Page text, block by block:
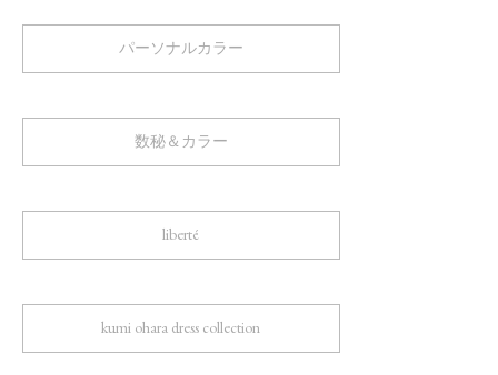
パーソナルカラー
数秘＆カラー
liberté
kumi ohara dress collection